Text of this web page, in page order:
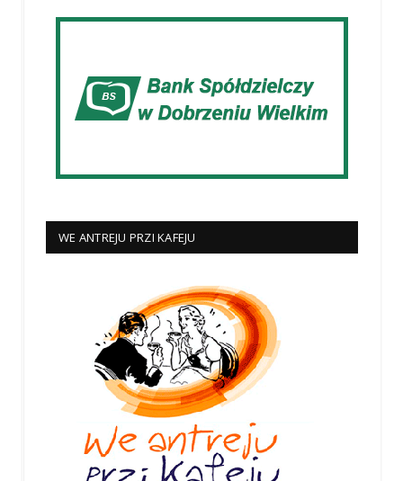
WE ANTREJU PRZI KAFEJU